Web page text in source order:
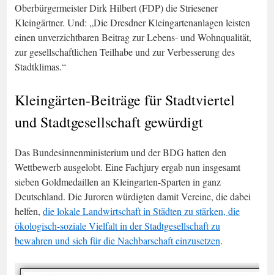
Oberbürgermeister Dirk Hilbert (FDP) die Striesener
Kleingärtner. Und: „Die Dresdner Kleingartenanlagen leisten
einen unverzichtbaren Beitrag zur Lebens- und Wohnqualität,
zur gesellschaftlichen Teilhabe und zur Verbesserung des
Stadtklimas.“
Kleingärten-Beiträge für Stadtviertel
und Stadtgesellschaft gewürdigt
Das Bundesinnenministerium und der BDG hatten den
Wettbewerb ausgelobt. Eine Fachjury ergab nun insgesamt
sieben Goldmedaillen an Kleingarten-Sparten in ganz
Deutschland. Die Juroren würdigten damit Vereine, die dabei
helfen, die lokale Landwirtschaft in Städten zu stärken, die
ökologisch-soziale Vielfalt in der Stadtgesellschaft zu
bewahren und sich für die Nachbarschaft einzusetzen.